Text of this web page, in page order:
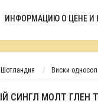
ИНФОРМАЦИЮ О ЦЕНЕ И
Шотландия Виски
СИНГЛ МОЛТ ГЛЕН